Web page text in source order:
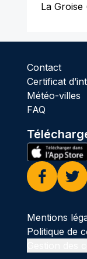
La Groise
Contact
Certificat
Météo-villes
FAQ
Facebook
Mentions
Politique de